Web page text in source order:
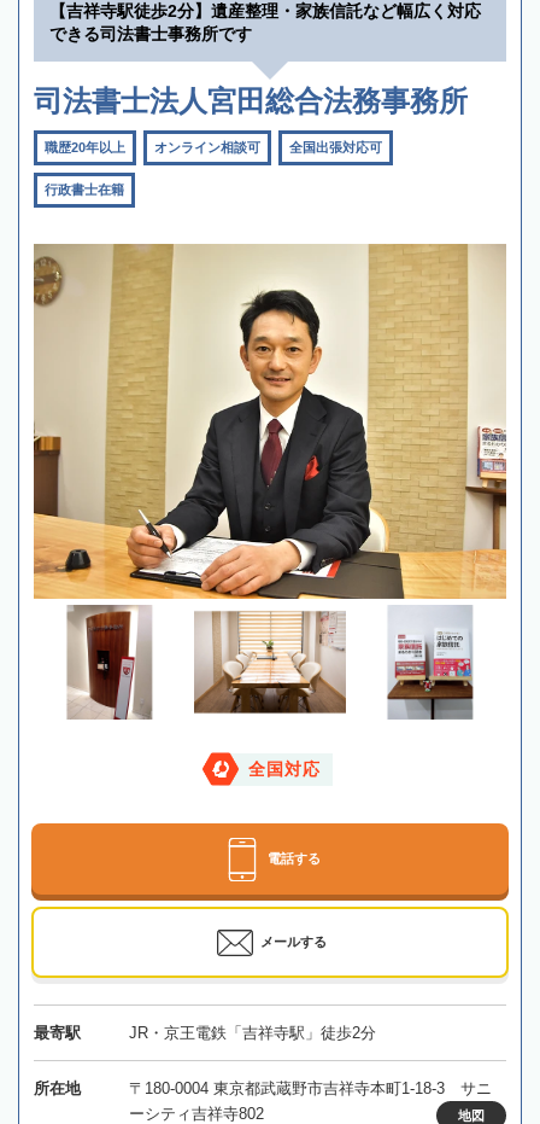
【吉祥寺駅徒歩2分】遺産整理・家族信託など幅広く対応
できる司法書士事務所です
司法書士法人宮田総合法務事務所
職歴20年以上 オンライン相談可 全国出張対応可
行政書士在籍
全国対応
電話する
メールする
最寄駅 JR・京王電鉄「吉祥寺駅」徒歩2分
所在地
〒180-0004 東京都武蔵野市吉祥寺本町1-18-3 サニ
ーシティ吉祥寺802
地図